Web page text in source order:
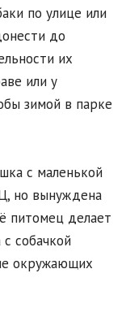
по улице или
до
их
или у
зимой в парке
с маленькой
но вынуждена
питомец делает
собачкой
окружающих